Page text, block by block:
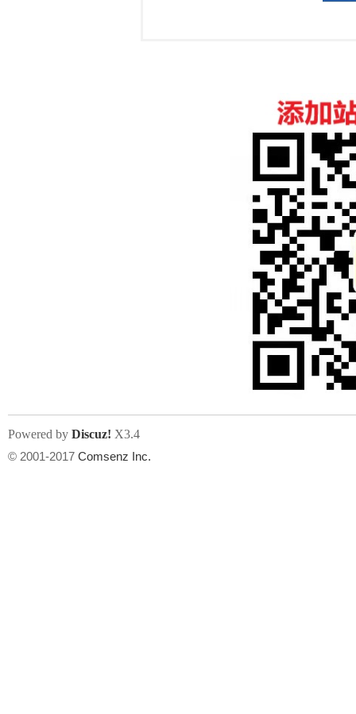
Powered by Discuz! X3.4
© 2001-2017 Comsenz Inc.